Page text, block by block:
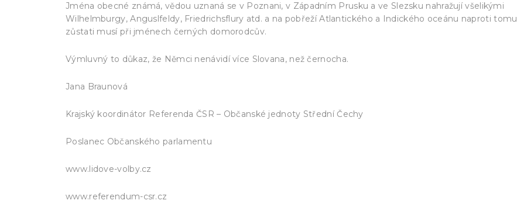
Jména obecné známá, vědou uznaná se v Poznani, v Západním Prusku a ve Slezsku nahražují všelikými
Wilhelmburgy, Anguslfeldy, Friedrichsflury atd. a na pobřeží Atlantického a Indického oceánu naproti tomu
zůstati musí při jménech černých domorodcův.
Výmluvný to důkaz, že Němci nenávidí více Slovana, než černocha.
Jana Braunová
Krajský koordinátor Referenda ČSR – Občanské jednoty Střední Čechy
Poslanec Občanského parlamentu
www.lidove-volby.cz
www.referendum-csr.cz